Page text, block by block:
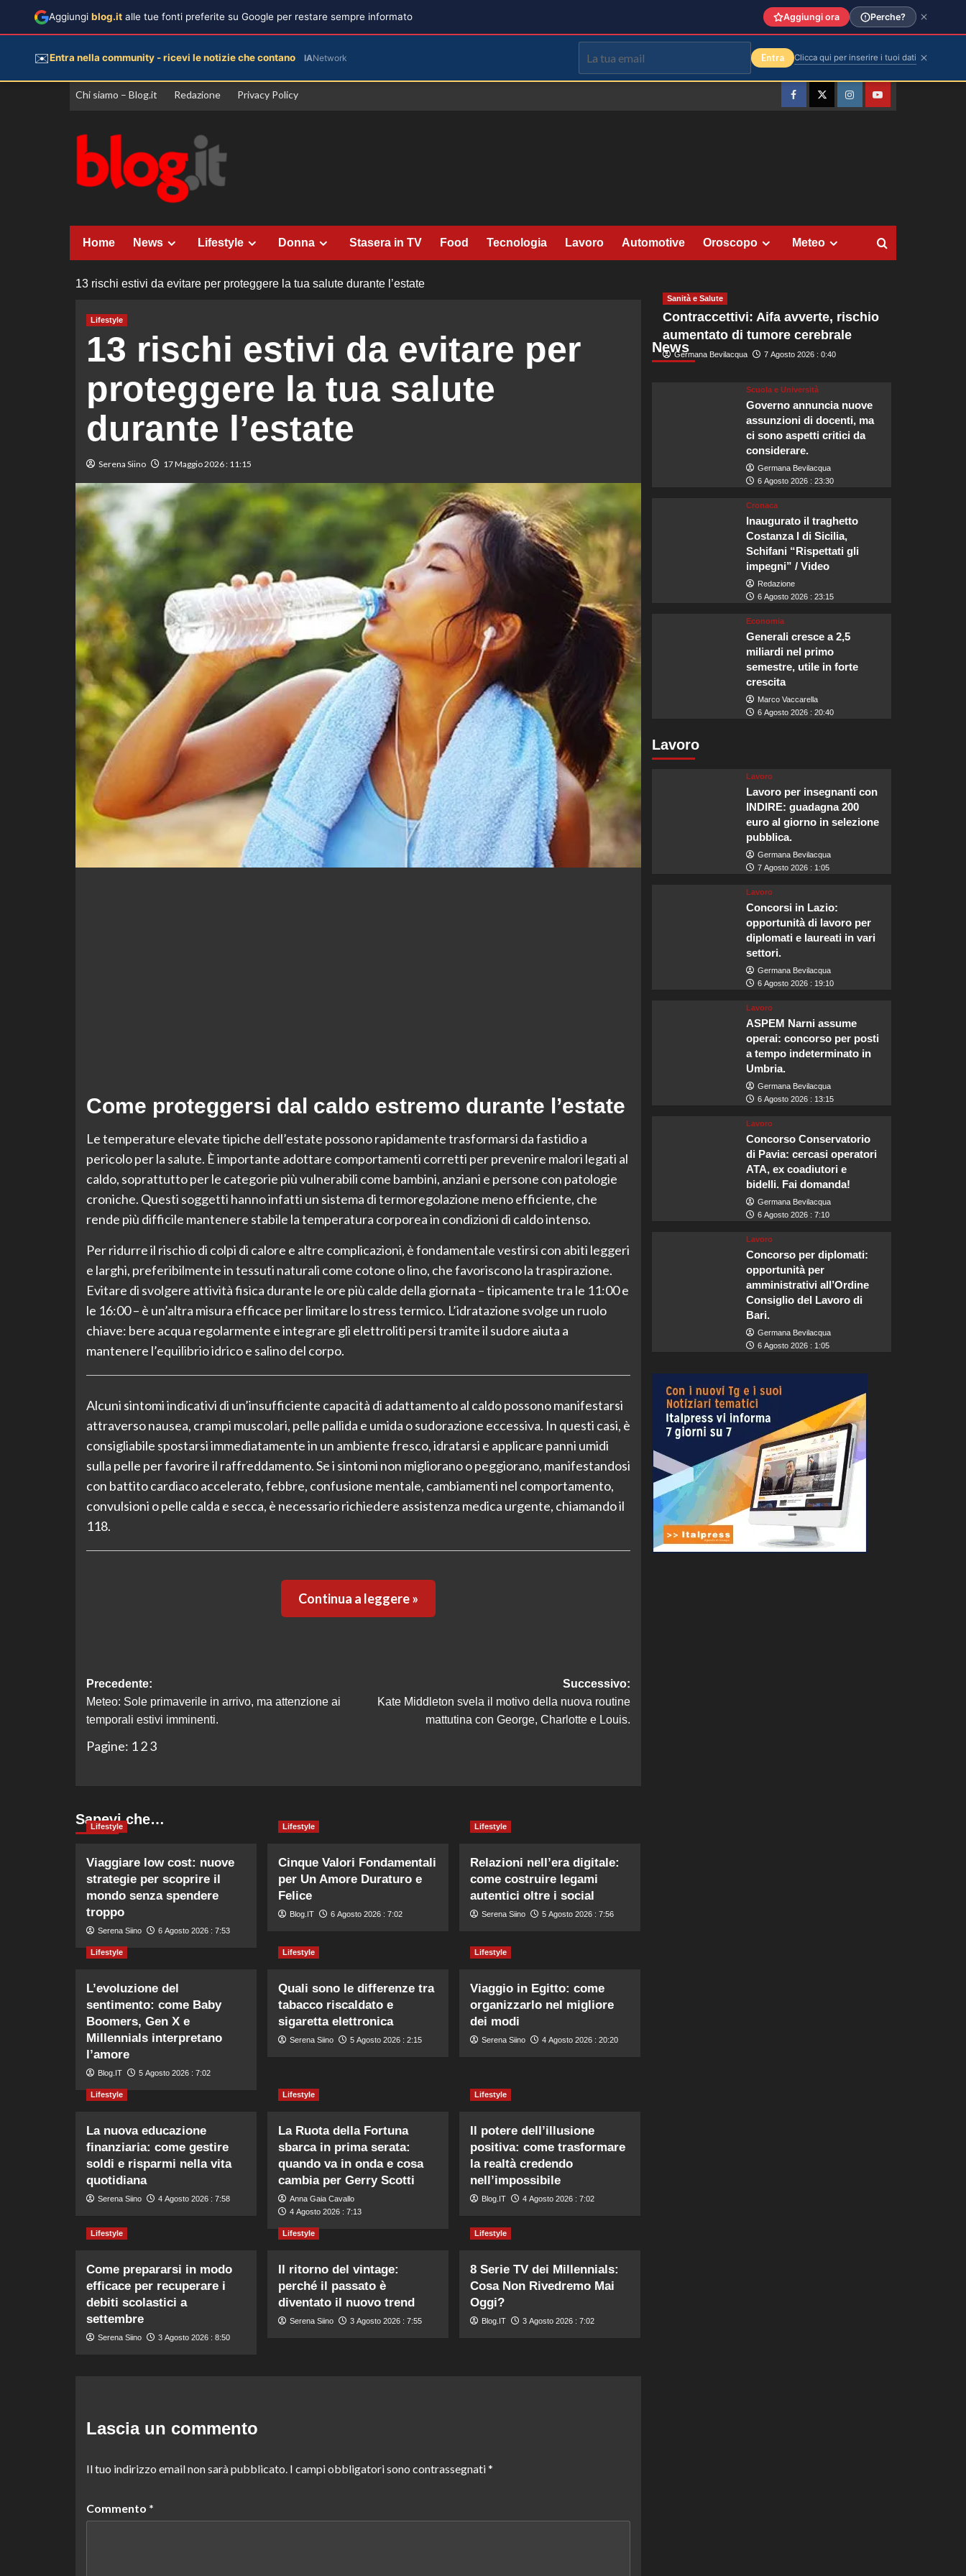
Vai
Chi siamo – Blog.it Redazione Privacy Policy
FacebookTwitterInstagramYouTube
Home News Lifestyle Donna Stasera in TV Food Tecnologia Lavoro Automotive Oroscopo Meteo
13 rischi estivi da evitare per proteggere la tua salute durante l’estate
Lifestyle
13 rischi estivi da evitare per
proteggere la tua salute
durante l’estate
Serena Siino 17 Maggio 2026 : 11:15
Come proteggersi dal caldo estremo durante l’estate
Le temperature elevate tipiche dell’estate possono rapidamente trasformarsi da fastidio a
pericolo per la salute. È importante adottare comportamenti corretti per prevenire malori legati al
caldo, soprattutto per le categorie più vulnerabili come bambini, anziani e persone con patologie
croniche. Questi soggetti hanno infatti un sistema di termoregolazione meno efficiente, che
rende più difficile mantenere stabile la temperatura corporea in condizioni di caldo intenso.
Per ridurre il rischio di colpi di calore e altre complicazioni, è fondamentale vestirsi con abiti leggeri
e larghi, preferibilmente in tessuti naturali come cotone o lino, che favoriscono la traspirazione.
Evitare di svolgere attività fisica durante le ore più calde della giornata – tipicamente tra le 11:00 e
le 16:00 – è un’altra misura efficace per limitare lo stress termico. L’idratazione svolge un ruolo
chiave: bere acqua regolarmente e integrare gli elettroliti persi tramite il sudore aiuta a
mantenere l’equilibrio idrico e salino del corpo.
Alcuni sintomi indicativi di un’insufficiente capacità di adattamento al caldo possono manifestarsi
attraverso nausea, crampi muscolari, pelle pallida e umida o sudorazione eccessiva. In questi casi, è
consigliabile spostarsi immediatamente in un ambiente fresco, idratarsi e applicare panni umidi
sulla pelle per favorire il raffreddamento. Se i sintomi non migliorano o peggiorano, manifestandosi
con battito cardiaco accelerato, febbre, confusione mentale, cambiamenti nel comportamento,
convulsioni o pelle calda e secca, è necessario richiedere assistenza medica urgente, chiamando il
118.
Continua a leggere »
Navigazione
articolo
Precedente:
Meteo: Sole primaverile in arrivo, ma attenzione ai
temporali estivi imminenti.
Successivo:
Kate Middleton svela il motivo della nuova routine
mattutina con George, Charlotte e Louis.
Pagine: 1 2 3
Sapevi che…
Lifestyle
Viaggiare low cost: nuove
strategie per scoprire il
mondo senza spendere
troppo
Serena Siino 6 Agosto 2026 : 7:53
Lifestyle
Cinque Valori Fondamentali
per Un Amore Duraturo e
Felice
Blog.IT 6 Agosto 2026 : 7:02
Lifestyle
Relazioni nell’era digitale:
come costruire legami
autentici oltre i social
Serena Siino 5 Agosto 2026 : 7:56
Lifestyle
L’evoluzione del
sentimento: come Baby
Boomers, Gen X e
Millennials interpretano
l’amore
Blog.IT 5 Agosto 2026 : 7:02
Lifestyle
Quali sono le differenze tra
tabacco riscaldato e
sigaretta elettronica
Serena Siino 5 Agosto 2026 : 2:15
Lifestyle
Viaggio in Egitto: come
organizzarlo nel migliore
dei modi
Serena Siino 4 Agosto 2026 : 20:20
Lifestyle
La nuova educazione
finanziaria: come gestire
soldi e risparmi nella vita
quotidiana
Serena Siino 4 Agosto 2026 : 7:58
Lifestyle
La Ruota della Fortuna
sbarca in prima serata:
quando va in onda e cosa
cambia per Gerry Scotti
Anna Gaia Cavallo
4 Agosto 2026 : 7:13
Lifestyle
Il potere dell’illusione
positiva: come trasformare
la realtà credendo
nell’impossibile
Blog.IT 4 Agosto 2026 : 7:02
Lifestyle
Come prepararsi in modo
efficace per recuperare i
debiti scolastici a
settembre
Serena Siino 3 Agosto 2026 : 8:50
Lifestyle
Il ritorno del vintage:
perché il passato è
diventato il nuovo trend
Serena Siino 3 Agosto 2026 : 7:55
Lifestyle
8 Serie TV dei Millennials:
Cosa Non Rivedremo Mai
Oggi?
Blog.IT 3 Agosto 2026 : 7:02
Lascia un commento
Il tuo indirizzo email non sarà pubblicato. I campi obbligatori sono contrassegnati*
Commento *
News
Sanità e Salute
Contraccettivi: Aifa avverte, rischio
aumentato di tumore cerebrale
Germana Bevilacqua 7 Agosto 2026 : 0:40
Scuola e Università
Governo annuncia nuove
assunzioni di docenti, ma
ci sono aspetti critici da
considerare.
Germana Bevilacqua
6 Agosto 2026 : 23:30
Cronaca
Inaugurato il traghetto
Costanza I di Sicilia,
Schifani “Rispettati gli
impegni” / Video
Redazione
6 Agosto 2026 : 23:15
Economia
Generali cresce a 2,5
miliardi nel primo
semestre, utile in forte
crescita
Marco Vaccarella
6 Agosto 2026 : 20:40
Lavoro
Lavoro
Lavoro per insegnanti con
INDIRE: guadagna 200
euro al giorno in selezione
pubblica.
Germana Bevilacqua
7 Agosto 2026 : 1:05
Lavoro
Concorsi in Lazio:
opportunità di lavoro per
diplomati e laureati in vari
settori.
Germana Bevilacqua
6 Agosto 2026 : 19:10
Lavoro
ASPEM Narni assume
operai: concorso per posti
a tempo indeterminato in
Umbria.
Germana Bevilacqua
6 Agosto 2026 : 13:15
Lavoro
Concorso Conservatorio
di Pavia: cercasi operatori
ATA, ex coadiutori e
bidelli. Fai domanda!
Germana Bevilacqua
6 Agosto 2026 : 7:10
Lavoro
Concorso per diplomati:
opportunità per
amministrativi all’Ordine
Consiglio del Lavoro di
Bari.
Germana Bevilacqua
6 Agosto 2026 : 1:05
Aggiungi blog.it alle tue fonti preferite su Google per restare sempre informato Aggiungi ora Perche?
✉️Entra nella community - ricevi le notizie che contano IANetwork Entra Clicca qui per inserire i tuoi dati